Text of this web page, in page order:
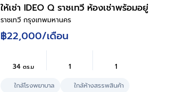
ให้เช่า IDEO Q ราชเทวี ห้องเช่าพร้อมอยู่
ราชเทวี กรุงเทพมหานคร
฿22,000/เดือน
34ตร.ม 1 1
ใกล้โรงพยาบาล ใกล้ห้างสรรพสินค้า